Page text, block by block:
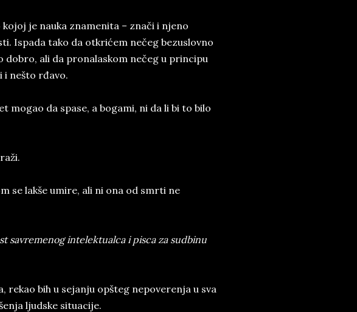
je nauka znamenita – znači i njeno
Ispada tako da otkrićem nečeg bezuslovno
ali da pronalaskom nečeg u principu
nešto rđavo.
mogao da spase, a bogami, ni da li bi to bilo
se lakše umire, ali ni ona od smrti ne
savremenog intelektualca i pisca za sudbinu
rekao bih u sejanju opšteg nepoverenja u sva
ljudske situacije.